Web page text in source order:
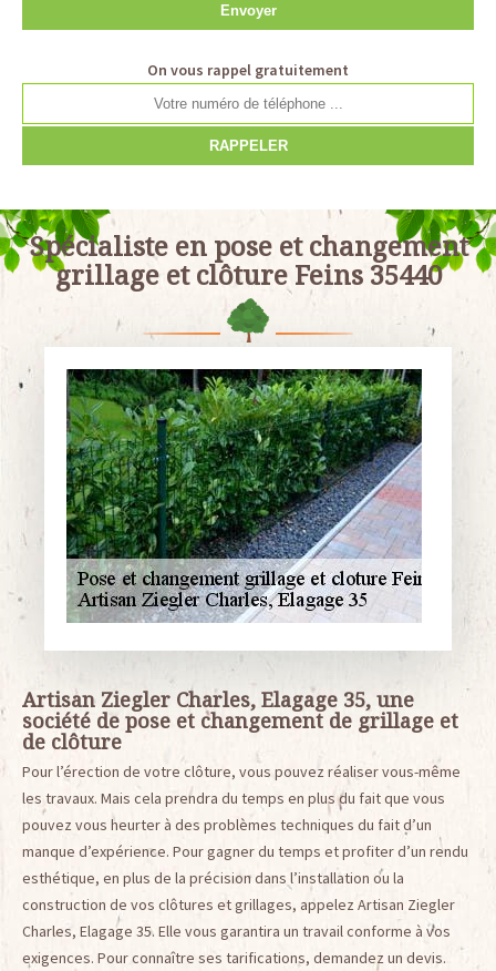
On vous rappel gratuitement
Spécialiste en pose et changement
grillage et clôture Feins 35440
Artisan Ziegler Charles, Elagage 35, une
société de pose et changement de grillage et
de clôture
Pour l’érection de votre clôture, vous pouvez réaliser vous-même
les travaux. Mais cela prendra du temps en plus du fait que vous
pouvez vous heurter à des problèmes techniques du fait d’un
manque d’expérience. Pour gagner du temps et profiter d’un rendu
esthétique, en plus de la précision dans l’installation ou la
construction de vos clôtures et grillages, appelez Artisan Ziegler
Charles, Elagage 35. Elle vous garantira un travail conforme à vos
exigences. Pour connaître ses tarifications, demandez un devis.